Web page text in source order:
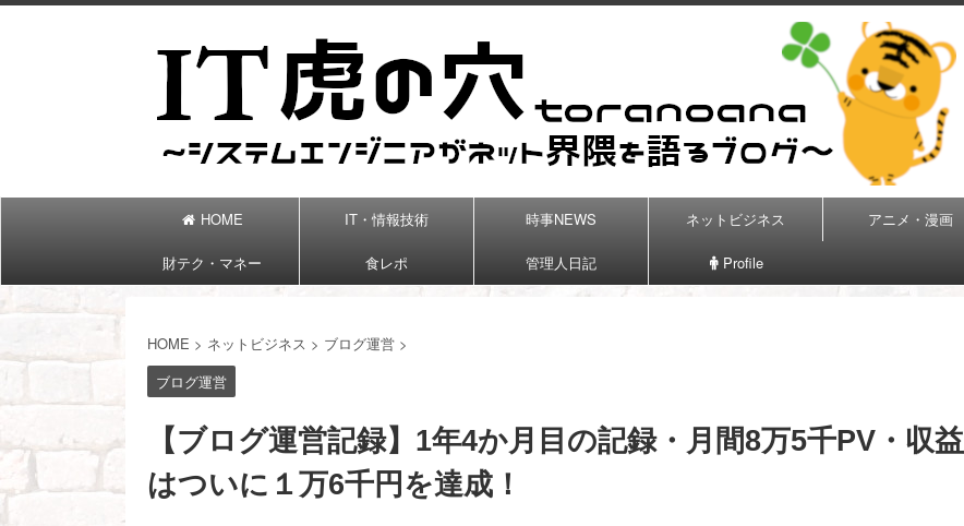
HOME IT・情報技術 時事NEWS ネットビジネス アニメ・漫画
財テク・マネー 食レポ 管理人日記 Profile
HOME > ネットビジネス > ブログ運営 >
ブログ運営
【ブログ運営記録】1年4か月目の記録・月間8万5千PV・収益
はついに１万6千円を達成！